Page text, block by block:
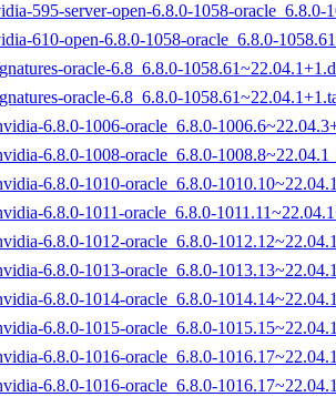
595-server-open-6.8.0-1058-oracle_6.8.0-
610-open-6.8.0-1058-oracle_6.8.0-
oracle-6.8_6.8.0-
oracle-6.8_6.8.0-
6.8.0-1006-oracle_6.8.0-
6.8.0-1008-oracle_6.8.0-
6.8.0-1010-oracle_6.8.0-
6.8.0-1011-oracle_6.8.0-
6.8.0-1012-oracle_6.8.0-
6.8.0-1013-oracle_6.8.0-
6.8.0-1014-oracle_6.8.0-
6.8.0-1015-oracle_6.8.0-
6.8.0-1016-oracle_6.8.0-
6.8.0-1016-oracle_6.8.0-